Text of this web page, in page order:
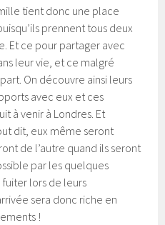
tient donc une place
prennent tous deux
Et ce pour partager avec
leur vie, et ce malgré
On découvre ainsi leurs
avec eux et ces
à venir à Londres. Et
dit, eux même seront
de l’autre quand ils seront
par les quelques
lors de leurs
sera donc riche en
!